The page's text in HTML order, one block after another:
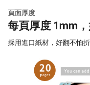
頁面厚度
每頁厚度 1mm
採用進口紙材，好翻不怕折